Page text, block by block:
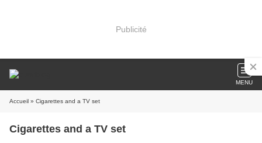
Publicité
MENU
Accueil » Cigarettes and a TV set
Cigarettes and a TV set